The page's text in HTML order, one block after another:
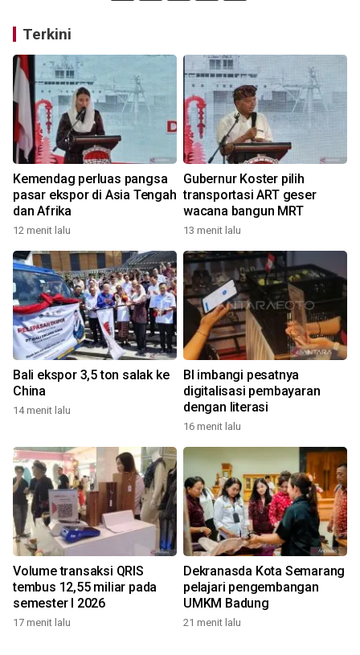
Terkini
Kemendag perluas pangsa
pasar ekspor di Asia Tengah
dan Afrika
12 menit lalu
Gubernur Koster pilih
transportasi ART geser
wacana bangun MRT
13 menit lalu
Bali ekspor 3,5 ton salak ke
China
14 menit lalu
BI imbangi pesatnya
digitalisasi pembayaran
dengan literasi
16 menit lalu
Volume transaksi QRIS
tembus 12,55 miliar pada
semester I 2026
17 menit lalu
Dekranasda Kota Semarang
pelajari pengembangan
UMKM Badung
21 menit lalu